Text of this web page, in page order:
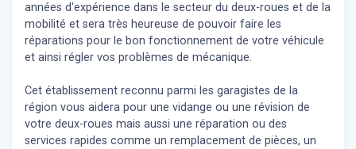
années d'expérience dans le secteur du deux-roues et de la
mobilité et sera très heureuse de pouvoir faire les
réparations pour le bon fonctionnement de votre véhicule
et ainsi régler vos problèmes de mécanique.
Cet établissement reconnu parmi les garagistes de la
région vous aidera pour une vidange ou une révision de
votre deux-roues mais aussi une réparation ou des
services rapides comme un remplacement de pièces, un